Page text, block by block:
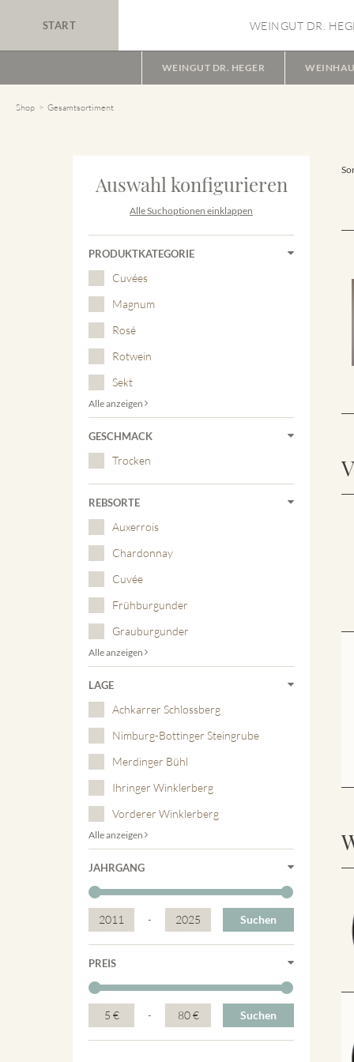
START WEINGUT DR.
WEINGUT DR. HEGER
Shop Gesamtsortiment
Auswahl konfigurieren
Alle Suchoptionen einklappen
PRODUKTKATEGORIE
Cuvées
Magnum
Rosé
Rotwein
Sekt
Alle anzeigen
GESCHMACK
Trocken
REBSORTE
Auxerrois
Chardonnay
Cuvée
Frühburgunder
Grauburgunder
Alle anzeigen
LAGE
Achkarrer Schlossberg
Nimburg-Bottinger Steingrube
Merdinger Bühl
Ihringer Winklerberg
Vorderer Winklerberg
Alle anzeigen
JAHRGANG
2011 - 2025 Suchen
PREIS
5 € - 80 € Suchen